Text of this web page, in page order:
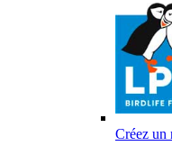
Créez un